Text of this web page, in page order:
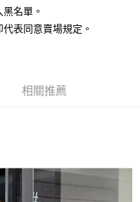
值。
帳。
名單。
表同意賣場規定。
相關推薦